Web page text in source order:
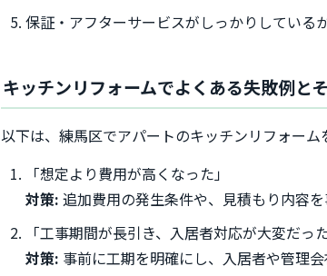
保証・アフターサービスがしっかりしている
キッチンリフォームでよくある失敗例と
以下は、練馬区でアパートのキッチンリフォーム
「想定より費用が高くなった」
対策: 追加費用の発生条件や、見積もり内容
「工事期間が長引き、入居者対応が大変だった
対策: 事前に工期を明確にし、入居者や管理